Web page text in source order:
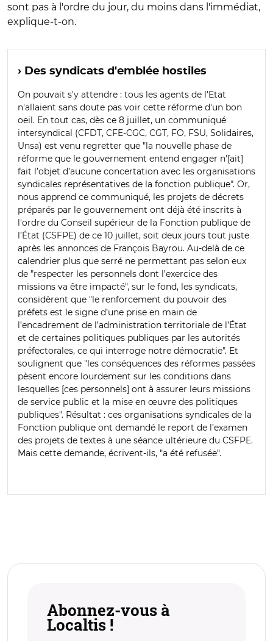
sont pas à l'ordre du jour, du moins dans l'immédiat,
explique-t-on.
› Des syndicats d'emblée hostiles
On pouvait s'y attendre : tous les agents de l'Etat
n'allaient sans doute pas voir cette réforme d'un bon
oeil. En tout cas, dès ce 8 juillet, un communiqué
intersyndical (CFDT, CFE-CGC, CGT, FO, FSU, Solidaires,
Unsa) est venu regretter que "la nouvelle phase de
réforme que le gouvernement entend engager n'[ait]
fait l’objet d’aucune concertation avec les organisations
syndicales représentatives de la fonction publique". Or,
nous apprend ce communiqué, les projets de décrets
préparés par le gouvernement ont déjà été inscrits à
l'ordre du Conseil supérieur de la Fonction publique de
l’État (CSFPE) de ce 10 juillet, soit deux jours tout juste
après les annonces de François Bayrou. Au-delà de ce
calendrier plus que serré ne permettant pas selon eux
de "respecter les personnels dont l’exercice des
missions va être impacté", sur le fond, les syndicats,
considèrent que "le renforcement du pouvoir des
préfets est le signe d’une prise en main de
l’encadrement de l’administration territoriale de l’État
et de certaines politiques publiques par les autorités
préfectorales, ce qui interroge notre démocratie". Et
soulignent que "les conséquences des réformes passées
pèsent encore lourdement sur les conditions dans
lesquelles [ces personnels] ont à assurer leurs missions
de service public et la mise en œuvre des politiques
publiques". Résultat : ces organisations syndicales de la
Fonction publique ont demandé le report de l’examen
des projets de textes à une séance ultérieure du CSFPE.
Mais cette demande, écrivent-ils, "a été refusée".
Abonnez-vous à
Localtis !